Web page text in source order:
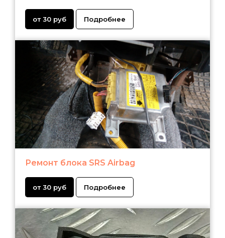
от 30 руб Подробнее
Ремонт блока SRS Airbag
от 30 руб Подробнее